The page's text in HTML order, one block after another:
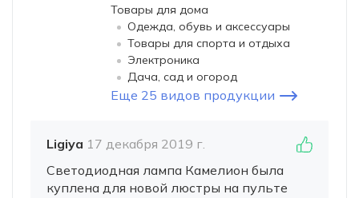
Товары для дома
Одежда, обувь и аксессуары
Товары для спорта и отдыха
Электроника
Дача, сад и огород
Еще 25 видов продукции
Ligiya 17 декабря 2019 г.
Светодиодная лампа Камелион была
куплена для новой люстры на пульте